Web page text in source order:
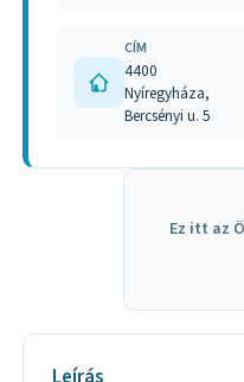
CÍM
4400
Nyíregyháza,
Bercsényi u. 5
Ez itt az